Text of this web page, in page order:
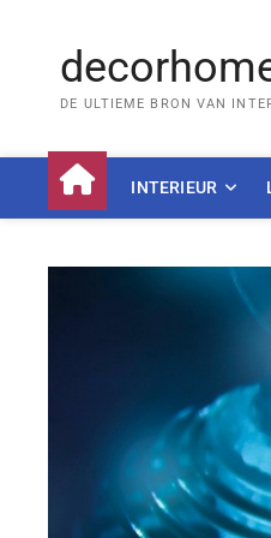
DE ULTIEME BRON VAN
INTERIEUR